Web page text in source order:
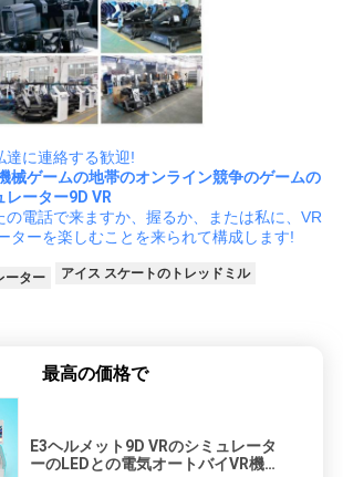
達に連絡する歓迎!
械ゲームの地帯のオンライン競争のゲームの
レーター9D VR
の電話で来ますか、握るか、または私に、VR
ターを楽しむことを来られて構成します!
ーター
アイス スケートのトレッドミル
最高の価格で
E3ヘルメット9D VRのシミュレータ
ーのLEDとの電気オートバイVR機械